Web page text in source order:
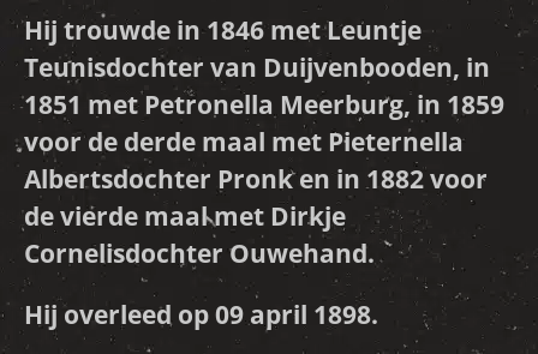
Hij trouwde in 1846 met Leuntje
Teunisdochter van Duijvenbooden, in
1851 met Petronella Meerburg, in 1859
voor de derde maal met Pieternella
Albertsdochter Pronk en in 1882 voor
de vierde maal met Dirkje
Cornelisdochter Ouwehand.
Hij overleed op 09 april 1898.